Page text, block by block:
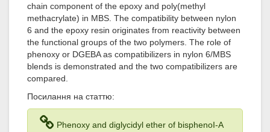
chain component of the epoxy and poly(methyl
methacrylate) in MBS. The compatibility between nylon
6 and the epoxy resin originates from reactivity between
the functional groups of the two polymers. The role of
phenoxy or DGEBA as compatibilizers in nylon 6/MBS
blends is demonstrated and the two compatibilizers are
compared.
Посилання на статтю:
Phenoxy and diglycidyl ether of bisphenoI-A